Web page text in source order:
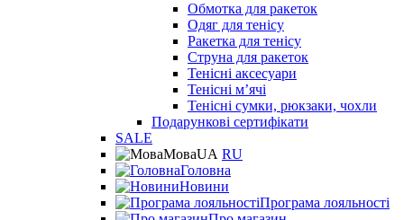
Обмотка для ракеток
Одяг для тенісу
Ракетка для тенісу
Струна для ракеток
Тенісні аксесуари
Тенісні мʼячі
Тенісні сумки, рюкзаки, чохли
Подарункові сертифікати
SALE
МоваUA RU
Головна
Новини
Програма лояльності